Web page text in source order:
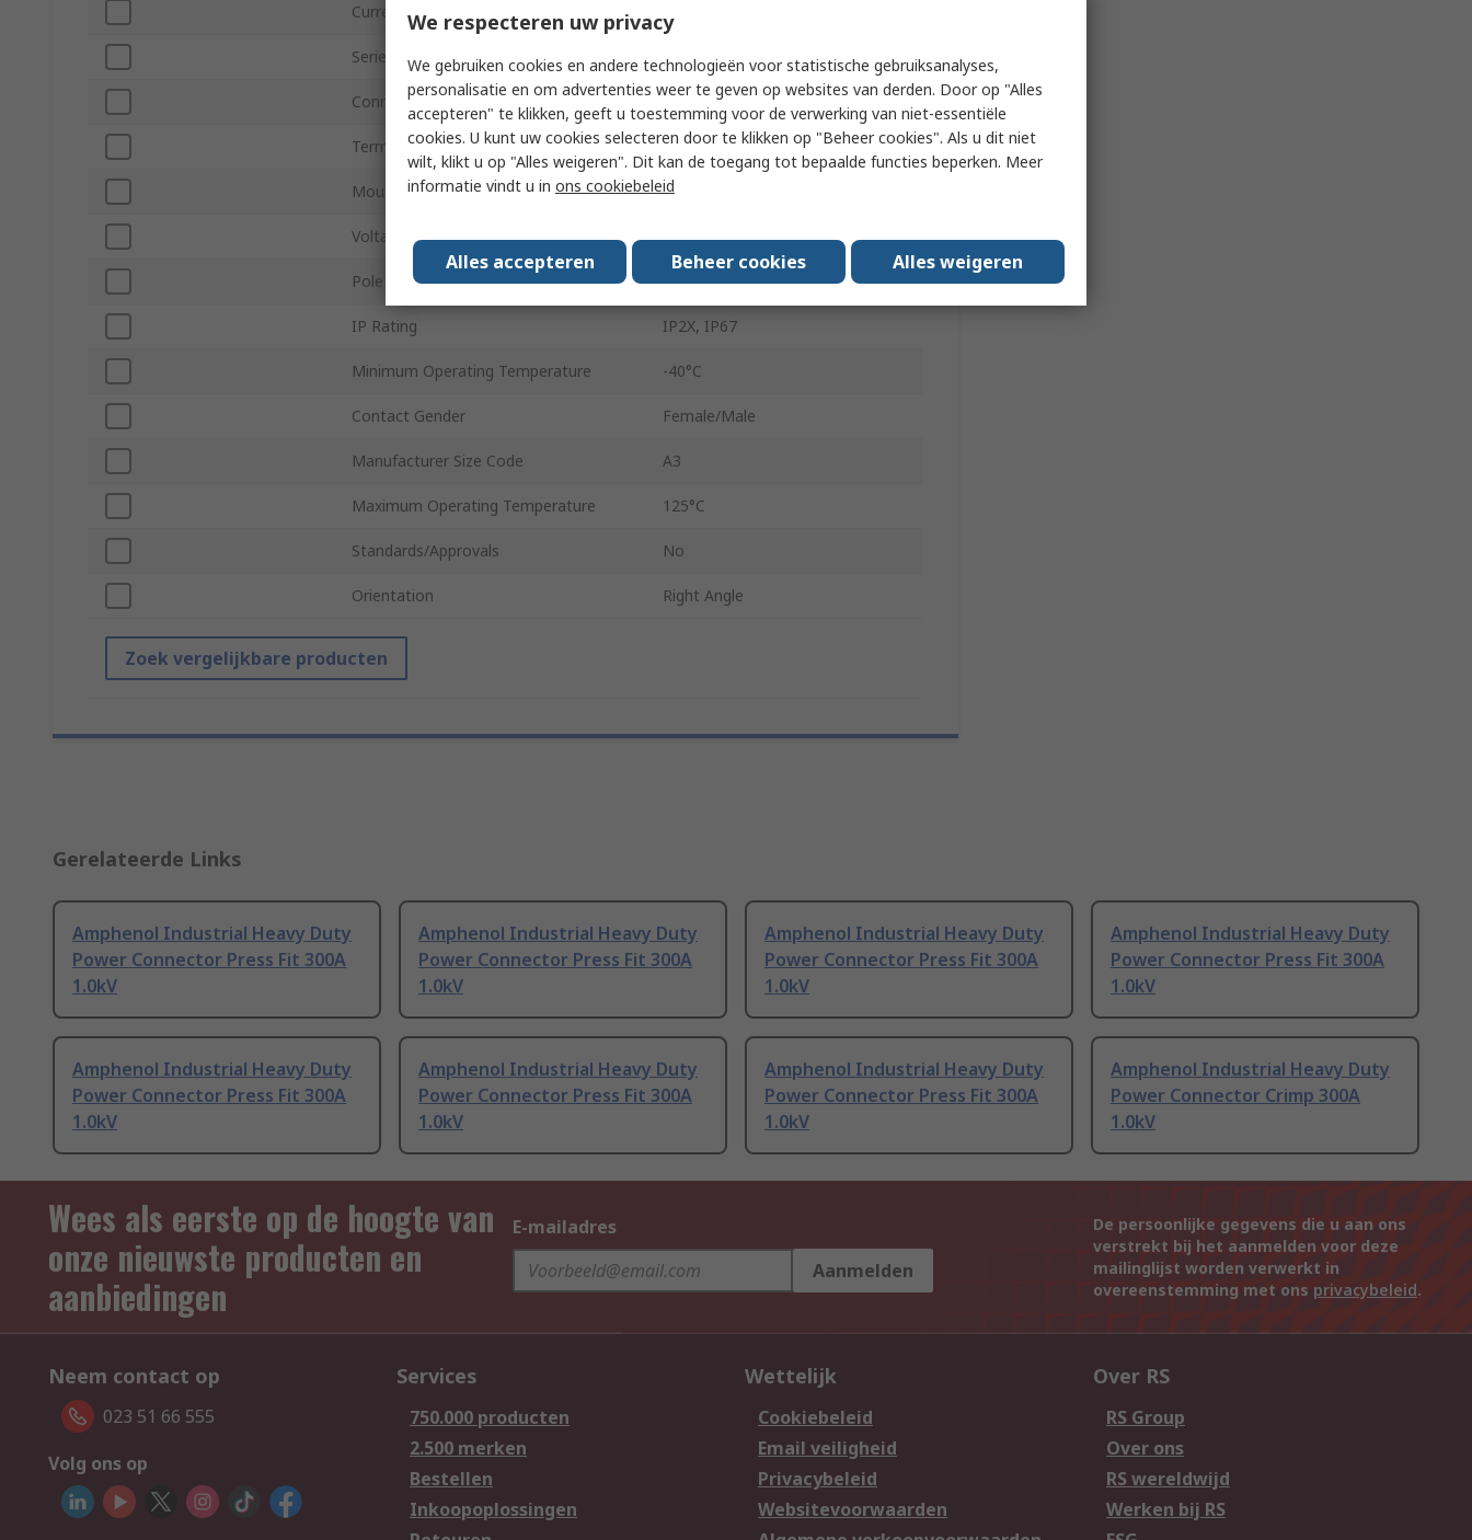
Current
Series PL28
Connector Gender Male/Female
Termination Type Press Fit
Mount Type Cable
Voltage 1.0kV
Pole Format 1
IP Rating IP2X, IP67
Minimum Operating Temperature -40°C
Contact Gender Female/Male
Manufacturer Size Code A3
Maximum Operating Temperature 125°C
Standards/Approvals No
Orientation Right Angle
Zoek vergelijkbare producten
Gerelateerde Links
Amphenol Industrial Heavy Duty
Power Connector Press Fit 300A
1.0kV
Amphenol Industrial Heavy Duty
Power Connector Press Fit 300A
1.0kV
Amphenol Industrial Heavy Duty
Power Connector Press Fit 300A
1.0kV
Amphenol Industrial Heavy Duty
Power Connector Press Fit 300A
1.0kV
Amphenol Industrial Heavy Duty
Power Connector Press Fit 300A
1.0kV
Amphenol Industrial Heavy Duty
Power Connector Press Fit 300A
1.0kV
Amphenol Industrial Heavy Duty
Power Connector Press Fit 300A
1.0kV
Amphenol Industrial Heavy Duty
Power Connector Crimp 300A
1.0kV
Wees als eerste op de hoogte van
onze nieuwste producten en
aanbiedingen
E-mailadres
Aanmelden
De persoonlijke gegevens die u aan ons
verstrekt bij het aanmelden voor deze
mailinglijst worden verwerkt in
overeenstemming met ons privacybeleid.
Neem contact op
023 51 66 555
Volg ons op
Services
750.000 producten
2.500 merken
Bestellen
Inkoopoplossingen
Wettelijk
Cookiebeleid
Email veiligheid
Privacybeleid
Websitevoorwaarden
Over RS
RS Group
Over ons
RS wereldwijd
Werken bij RS
We respecteren uw privacy
We gebruiken cookies en andere technologieën voor statistische gebruiksanalyses,
personalisatie en om advertenties weer te geven op websites van derden. Door op "Alles
accepteren" te klikken, geeft u toestemming voor de verwerking van niet-essentiële
cookies. U kunt uw cookies selecteren door te klikken op "Beheer cookies". Als u dit niet
wilt, klikt u op "Alles weigeren". Dit kan de toegang tot bepaalde functies beperken. Meer
informatie vindt u in ons cookiebeleid
Alles accepteren Beheer cookies Alles weigeren